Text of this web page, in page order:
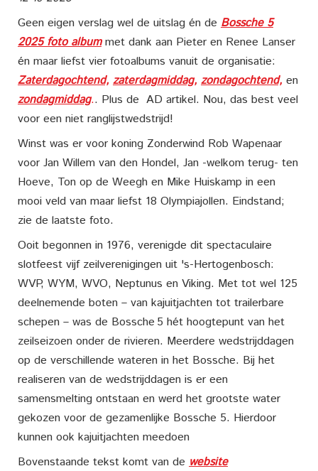
Geen eigen verslag wel de uitslag én de Bossche 5
2025 foto albummet dank aan Pieter en Renee Lanser
én maar liefst vier fotoalbums vanuit de organisatie:
Zaterdagochtend, zaterdagmiddag, zondagochtend, en
zondagmiddag.. Plus de AD artikel. Nou, das best veel
voor een niet ranglijstwedstrijd!
Winst was er voor koning Zonderwind Rob Wapenaar
voor Jan Willem van den Hondel, Jan -welkom terug- ten
Hoeve, Ton op de Weegh en Mike Huiskamp in een
mooi veld van maar liefst 18 Olympiajollen. Eindstand;
zie de laatste foto.
Ooit begonnen in 1976, verenigde dit spectaculaire
slotfeest vijf zeilverenigingen uit 's-Hertogenbosch:
WVP, WYM, WVO, Neptunus en Viking. Met tot wel 125
deelnemende boten – van kajuitjachten tot trailerbare
schepen – was de Bossche 5 hét hoogtepunt van het
zeilseizoen onder de rivieren. Meerdere wedstrijddagen
op de verschillende wateren in het Bossche. Bij het
realiseren van de wedstrijddagen is er een
samensmelting ontstaan en werd het grootste water
gekozen voor de gezamenlijke Bossche 5. Hierdoor
kunnen ook kajuitjachten meedoen
Bovenstaande tekst komt van de website